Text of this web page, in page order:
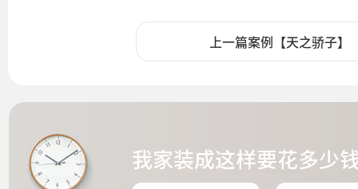
上一篇案例【天之骄子】
我家装成这样要花多少